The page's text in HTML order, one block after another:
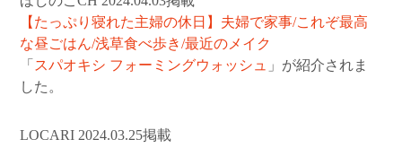
【たっぷり寝れた主婦の休日】夫婦で家事/これぞ最高
な昼ごはん/浅草食べ歩き/最近のメイク
「 スパオキシ フォーミングウォッシュ
」が紹介されま
した。
LOCARI 2024.03.25掲載